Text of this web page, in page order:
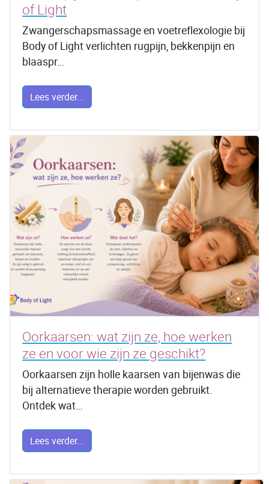
of Light
Zwangerschapsmassage en voetreflexologie bij
Body of Light verlichten rugpijn, bekkenpijn en
blaaspr…
Lees verder...
Oorkaarsen: wat zijn ze, hoe werken
ze en voor wie zijn ze geschikt?
Oorkaarsen zijn holle kaarsen van bijenwas die
bij alternatieve therapie worden gebruikt.
Ontdek wat…
Lees verder...